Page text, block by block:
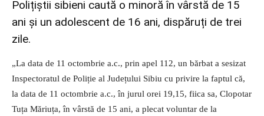
Polițiștii sibieni caută o minoră în vârstă de 15
ani și un adolescent de 16 ani, dispăruți de trei
zile.
„La data de 11 octombrie a.c., prin apel 112, un bărbat a sesizat
Inspectoratul de Poliție al Județului Sibiu cu privire la faptul că,
la data de 11 octombrie a.c., în jurul orei 19,15, fiica sa, Clopotar
Tuța Măriuța, în vârstă de 15 ani, a plecat voluntar de la